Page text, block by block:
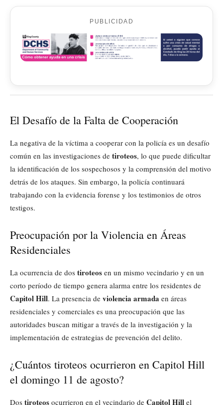
PUBLICIDAD
El Desafío de la Falta de Cooperación
La negativa de la víctima a cooperar con la policía es un desafío
común en las investigaciones de tiroteos, lo que puede dificultar
la identificación de los sospechosos y la comprensión del motivo
detrás de los ataques. Sin embargo, la policía continuará
trabajando con la evidencia forense y los testimonios de otros
testigos.
Preocupación por la Violencia en Áreas
Residenciales
La ocurrencia de dos tiroteos en un mismo vecindario y en un
corto período de tiempo genera alarma entre los residentes de
Capitol Hill. La presencia de violencia armada en áreas
residenciales y comerciales es una preocupación que las
autoridades buscan mitigar a través de la investigación y la
implementación de estrategias de prevención del delito.
¿Cuántos tiroteos ocurrieron en Capitol Hill
el domingo 11 de agosto?
Dos tiroteos ocurrieron en el vecindario de Capitol Hill el